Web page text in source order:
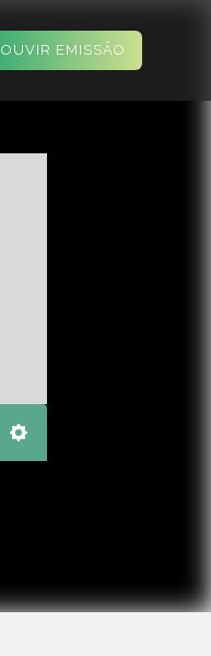
OUVIR EMISSÃO
Settings